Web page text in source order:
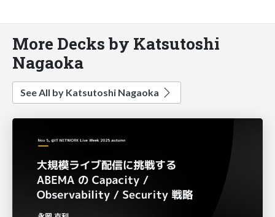
More Decks by Katsutoshi
Nagaoka
See All by Katsutoshi Nagaoka